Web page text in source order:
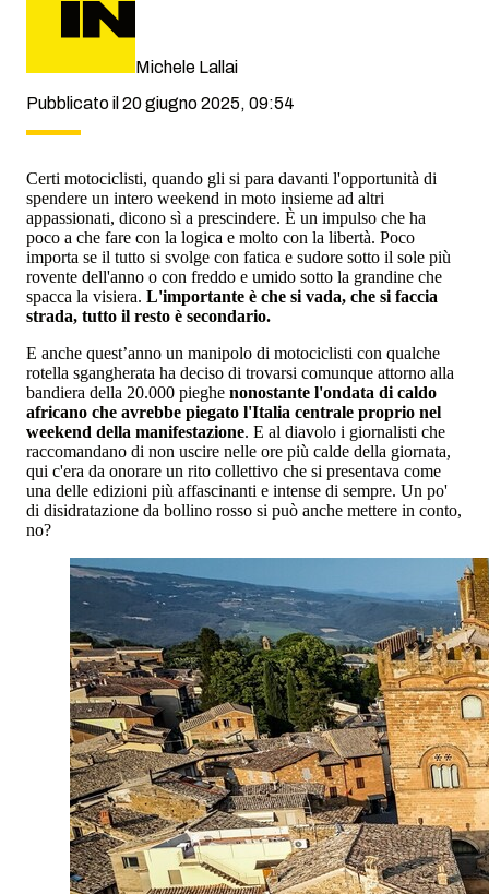
Michele Lallai
Pubblicato il 20 giugno 2025, 09:54
Certi motociclisti, quando gli si para davanti l'opportunità di
spendere un intero weekend in moto insieme ad altri
appassionati, dicono sì a prescindere. È un impulso che ha
poco a che fare con la logica e molto con la libertà. Poco
importa se il tutto si svolge con fatica e sudore sotto il sole più
rovente dell'anno o con freddo e umido sotto la grandine che
spacca la visiera. L'importante è che si vada, che si faccia
strada, tutto il resto è secondario.
E anche quest’anno un manipolo di motociclisti con qualche
rotella sgangherata ha deciso di trovarsi comunque attorno alla
bandiera della 20.000 pieghe nonostante l'ondata di caldo
africano che avrebbe piegato l'Italia centrale proprio nel
weekend della manifestazione. E al diavolo i giornalisti che
raccomandano di non uscire nelle ore più calde della giornata,
qui c'era da onorare un rito collettivo che si presentava come
una delle edizioni più affascinanti e intense di sempre. Un po'
di disidratazione da bollino rosso si può anche mettere in conto,
no?